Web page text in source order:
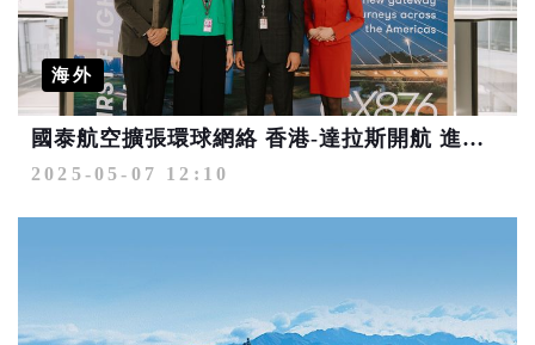
海外
國泰航空擴張環球網絡 香港-達拉斯開航 進一步加強香港與中國大陸和北美聯繫
2025-05-07 12:10